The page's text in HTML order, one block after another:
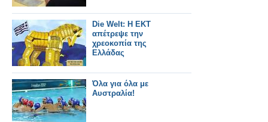
Die Welt: Η EKT
απέτρεψε την
χρεοκοπία της
Ελλάδας
Όλα για όλα με
Αυστραλία!